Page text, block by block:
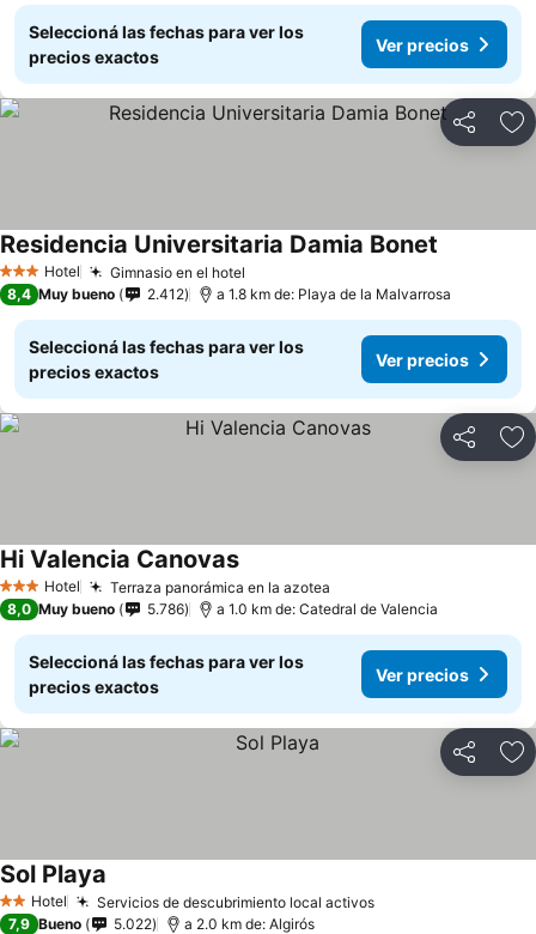
Seleccioná las fechas para ver los
precios exactos
Ver precios
Compartir
3 Estrellas
Hotel Gimnasio en el hotel
Residencia Universitaria Damia Bonet
8,4 Muy bueno 2.412 a 1.8 km de: Playa de la Malvarrosa
Seleccioná las fechas para ver los
precios exactos
Ver precios
Compartir
3 Estrellas
Hotel Terraza panorámica en la azotea
Hi Valencia CanovasVer precios
8,0 Muy bueno 5.786 a 1.0 km de: Catedral de Valencia
Seleccioná las fechas para ver los
precios exactos
Ver precios
Compartir
2 Estrellas
Hotel Servicios de descubrimiento local activosVer precios
Sol Playa
7,9 Bueno 5.022 a 2.0 km de: Algirós